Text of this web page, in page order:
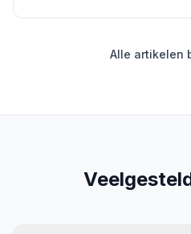
Alle artikelen